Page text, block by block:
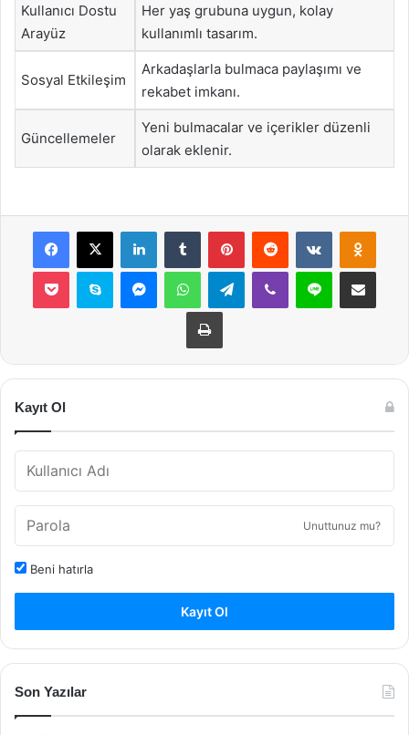
Kullanıcı Dostu
Arayüz
Her yaş grubuna uygun, kolay
kullanımlı tasarım.
Sosyal Etkileşim
Arkadaşlarla bulmaca paylaşımı ve
rekabet imkanı.
Güncellemeler
Yeni bulmacalar ve içerikler düzenli
olarak eklenir.
Facebook
X LinkedInTumblr PinterestReddit VKontakte
Pocket Skype MessengerWhatsAppTelegramViber Line E-Posta ile
Yazdır
Kayıt Ol
Unuttunuz mu?
Beni hatırla
Kayıt Ol
Son Yazılar